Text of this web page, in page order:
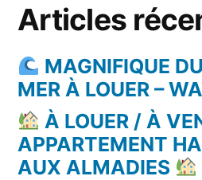
Articles
MAGNIFIQUE
MER À LOUER –
À LOUER / À
APPARTEMENT
AUX ALMADIES